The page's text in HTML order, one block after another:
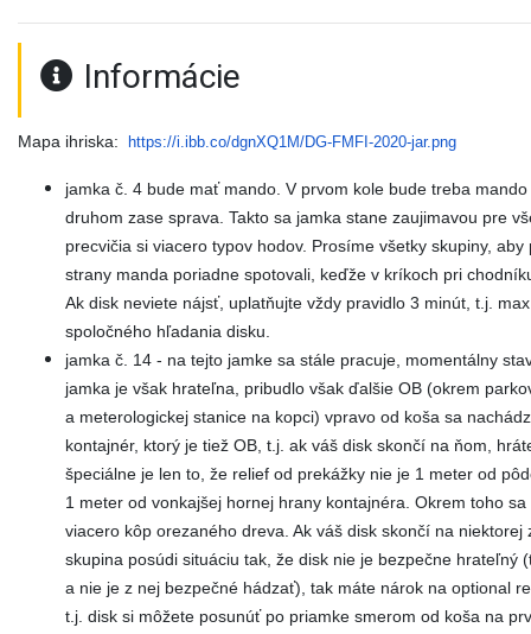
Informácie
Mapa ihriska: https://i.ibb.co/dgnXQ1M/DG-FMFI-2020-jar.png
jamka č. 4 bude mať mando. V prvom kole bude treba
druhom zase sprava. Takto sa jamka stane zaujimavou pre
precvičia si viacero typov hodov. Prosíme všetky skupiny,
strany manda poriadne spotovali, keďže v kríkoch pri
Ak disk neviete nájsť, uplatňujte vždy pravidlo 3 minút, t.j.
spoločného hľadania disku.
jamka č. 14 - na tejto jamke sa stále pracuje, momentálny
jamka je však hrateľna, pribudlo však ďalšie OB (okrem
a meterologickej stanice na kopci) vpravo od koša sa
kontajnér, ktorý je tiež OB, t.j. ak váš disk skončí na ňom,
špeciálne je len to, že relief od prekážky nie je 1 meter od
1 meter od vonkajšej hornej hrany kontajnéra. Okrem toho
viacero kôp orezaného dreva. Ak váš disk skončí na niektorej
skupina posúdi situáciu tak, že disk nie je bezpečne hrateľný
a nie je z nej bezpečné hádzať), tak máte nárok na optional
t.j. disk si môžete posunúť po priamke smerom od koša na